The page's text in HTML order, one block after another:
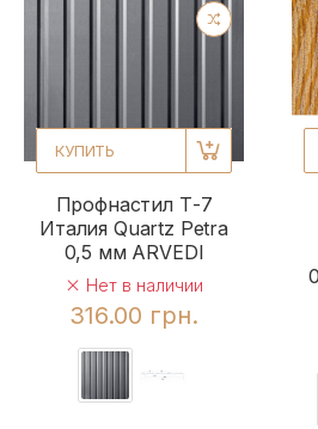
КУПИТЬ
Профнастил Т-7
Италия Quartz Petra
0,5 мм ARVEDI
Нет в наличии
316.00 грн.